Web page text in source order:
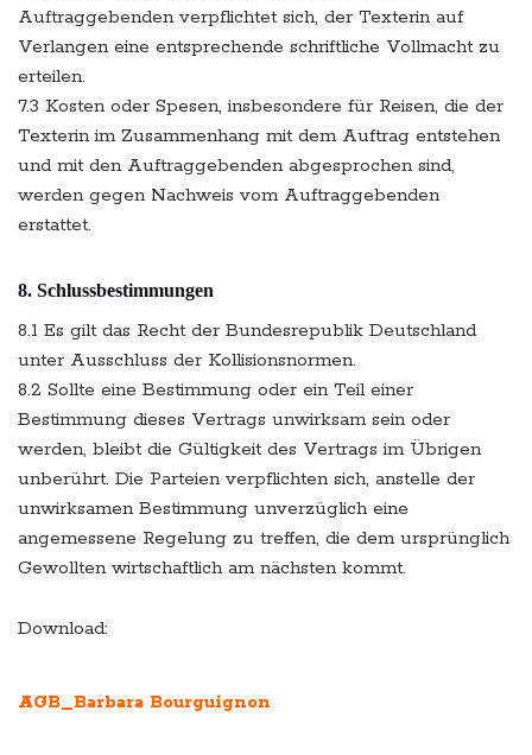
Auftraggebenden verpflichtet sich, der Texterin auf
Verlangen eine entsprechende schriftliche Vollmacht zu
erteilen.
7.3 Kosten oder Spesen, insbesondere für Reisen, die der
Texterin im Zusammenhang mit dem Auftrag entstehen
und mit den Auftraggebenden abgesprochen sind,
werden gegen Nachweis vom Auftraggebenden
erstattet.
8. Schlussbestimmungen
8.1 Es gilt das Recht der Bundesrepublik Deutschland
unter Ausschluss der Kollisionsnormen.
8.2 Sollte eine Bestimmung oder ein Teil einer
Bestimmung dieses Vertrags unwirksam sein oder
werden, bleibt die Gültigkeit des Vertrags im Übrigen
unberührt. Die Parteien verpflichten sich, anstelle der
unwirksamen Bestimmung unverzüglich eine
angemessene Regelung zu treffen, die dem ursprünglich
Gewollten wirtschaftlich am nächsten kommt.
Download:
AGB_Barbara Bourguignon